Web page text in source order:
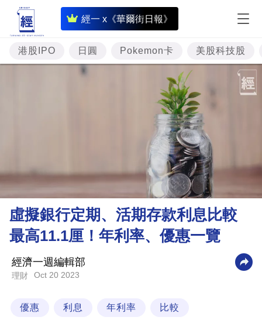
經一 x《華爾街日報》
即
時
財
經
理
財
商
業
科
港股IPO 日圓 Pokemon卡 美股科技股
虛擬銀行定期、活期存款利息比較
最高11.1厘！年利率、優惠一覽
經濟一週編輯部
理財 Oct 20 2023
優惠 利息 年利率 比較